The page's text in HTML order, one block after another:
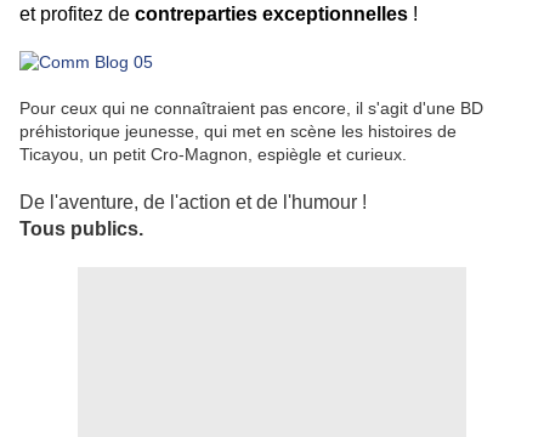
et profitez de contreparties exceptionnelles !
Pour ceux qui ne connaîtraient pas encore, il s'agit d'une BD
préhistorique jeunesse, qui met en scène les histoires de
Ticayou, un petit Cro-Magnon, espiègle et curieux.
De l'aventure, de l'action et de l'humour !
Tous publics.